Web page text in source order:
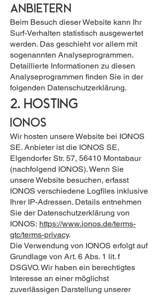
anbietern
Beim Besuch dieser Website kann Ihr
Surf-Verhalten statistisch ausgewertet
werden. Das geschieht vor allem mit
sogenannten Analyseprogrammen.
Detaillierte Informationen zu diesen
Analyseprogrammen finden Sie in der
folgenden Datenschutzerklärung.
2. Hosting
IONOS
Wir hosten unsere Website bei IONOS
SE. Anbieter ist die IONOS SE,
Elgendorfer Str. 57, 56410 Montabaur
(nachfolgend IONOS). Wenn Sie
unsere Website besuchen, erfasst
IONOS verschiedene Logfiles inklusive
Ihrer IP-Adressen. Details entnehmen
Sie der Datenschutzerklärung von
IONOS: https://www.ionos.de/terms-
gtc/terms-privacy.
Die Verwendung von IONOS erfolgt auf
Grundlage von Art. 6 Abs. 1 lit. f
DSGVO. Wir haben ein berechtigtes
Interesse an einer möglichst
zuverlässigen Darstellung unserer